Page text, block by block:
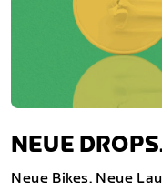
NEUE
Neue Bikes. Neue